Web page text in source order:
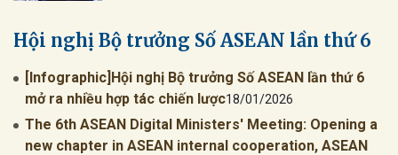
Hội nghị Bộ trưởng Số ASEAN lần thứ 6
[Infographic]Hội nghị Bộ trưởng Số ASEAN lần thứ 6
mở ra nhiều hợp tác chiến lược18/01/2026
The 6th ASEAN Digital Ministers' Meeting: Opening a
new chapter in ASEAN internal cooperation, ASEAN